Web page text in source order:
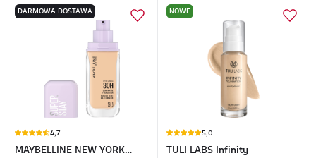
DARMOWA DOSTAWA
4,7
MAYBELLINE NEW YORK
NOWE
5,0
TULI LABS Infinity